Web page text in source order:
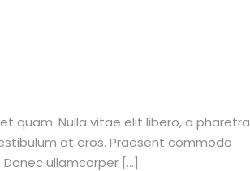
quam. Nulla vitae elit libero, a pharetra
at eros. Praesent commodo
ullamcorper […]